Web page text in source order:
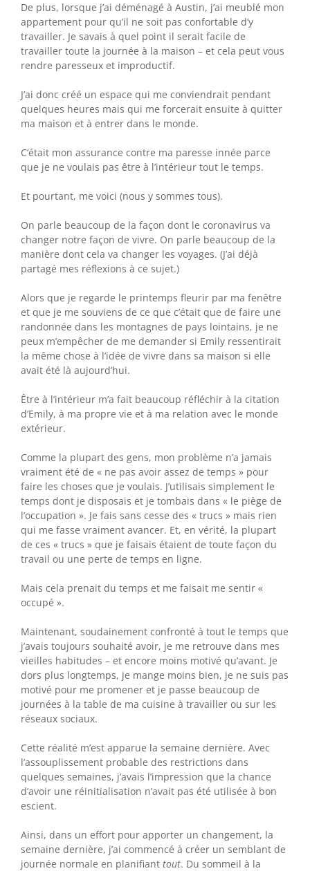
De plus, lorsque j’ai déménagé à Austin, j’ai meublé mon
appartement pour qu’il ne soit pas confortable d’y
travailler. Je savais à quel point il serait facile de
travailler toute la journée à la maison – et cela peut vous
rendre paresseux et improductif.
J’ai donc créé un espace qui me conviendrait pendant
quelques heures mais qui me forcerait ensuite à quitter
ma maison et à entrer dans le monde.
C’était mon assurance contre ma paresse innée parce
que je ne voulais pas être à l’intérieur tout le temps.
Et pourtant, me voici (nous y sommes tous).
On parle beaucoup de la façon dont le coronavirus va
changer notre façon de vivre. On parle beaucoup de la
manière dont cela va changer les voyages. (J’ai déjà
partagé mes réflexions à ce sujet.)
Alors que je regarde le printemps fleurir par ma fenêtre
et que je me souviens de ce que c’était que de faire une
randonnée dans les montagnes de pays lointains, je ne
peux m’empêcher de me demander si Emily ressentirait
la même chose à l’idée de vivre dans sa maison si elle
avait été là aujourd’hui.
Être à l’intérieur m’a fait beaucoup réfléchir à la citation
d’Emily, à ma propre vie et à ma relation avec le monde
extérieur.
Comme la plupart des gens, mon problème n’a jamais
vraiment été de « ne pas avoir assez de temps » pour
faire les choses que je voulais. J’utilisais simplement le
temps dont je disposais et je tombais dans « le piège de
l’occupation ». Je fais sans cesse des « trucs » mais rien
qui me fasse vraiment avancer. Et, en vérité, la plupart
de ces « trucs » que je faisais étaient de toute façon du
travail ou une perte de temps en ligne.
Mais cela prenait du temps et me faisait me sentir «
occupé ».
Maintenant, soudainement confronté à tout le temps que
j’avais toujours souhaité avoir, je me retrouve dans mes
vieilles habitudes – et encore moins motivé qu’avant. Je
dors plus longtemps, je mange moins bien, je ne suis pas
motivé pour me promener et je passe beaucoup de
journées à la table de ma cuisine à travailler ou sur les
réseaux sociaux.
Cette réalité m’est apparue la semaine dernière. Avec
l’assouplissement probable des restrictions dans
quelques semaines, j’avais l’impression que la chance
d’avoir une réinitialisation n’avait pas été utilisée à bon
escient.
Ainsi, dans un effort pour apporter un changement, la
semaine dernière, j’ai commencé à créer un semblant de
journée normale en planifiant tout. Du sommeil à la